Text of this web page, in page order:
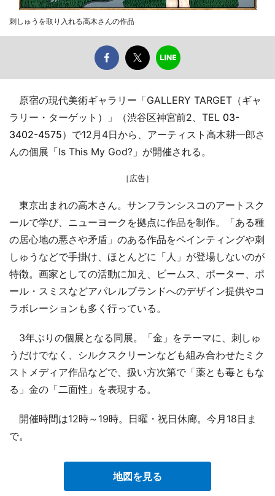
刺しゅうを取り入れる高木さんの作品
原宿の現代美術ギャラリー「GALLERY TARGET（ギャ
ラリー・ターゲット）」（渋谷区神宮前2、TEL 03-
3402-4575）で12月4日から、アーティスト高木耕一郎さ
んの個展「Is This My God?」が開催される。
［広告］
東京出まれの高木さん。サンフランシスコのアートスク
ールで学び、ニューヨークを拠点に作品を制作。「ある種
の居心地の悪さや矛盾」のある作品をペインティングや刺
しゅうなどで手掛け、ほとんどに「人」が登場しないのが
特徴。画家としての活動に加え、ビームス、ポーター、ポ
ール・スミスなどアパレルブランドへのデザイン提供やコ
ラボレーションも多く行っている。
3年ぶりの個展となる同展。「金」をテーマに、刺しゅ
うだけでなく、シルクスクリーンなども組み合わせたミク
ストメディア作品などで、扱い方次第で「薬とも毒ともな
る」金の「二面性」を表現する。
開催時間は12時～19時。日曜・祝日休廊。今月18日ま
で。
地図を見る